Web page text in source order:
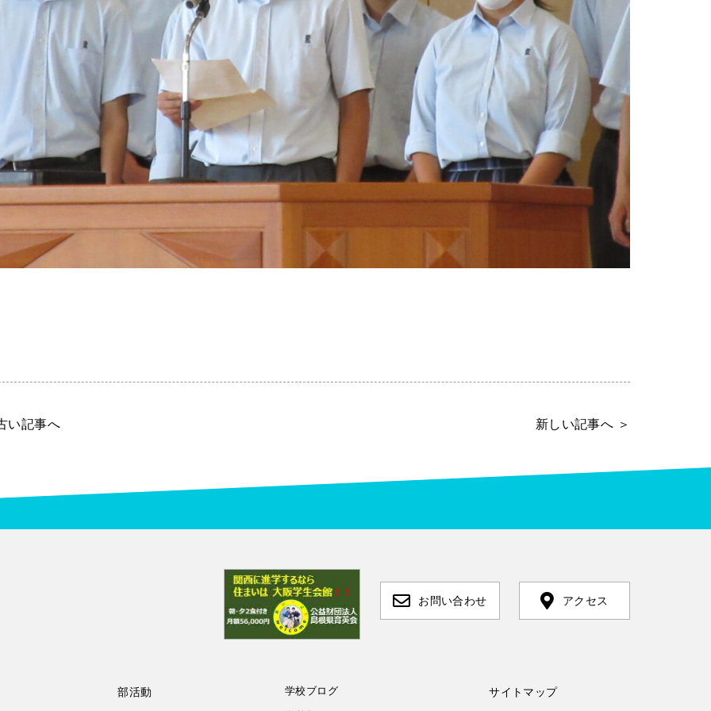
い記事へ 新しい記事へ ＞
お問い合わせ アクセス
部活動
学校ブログ
サイトマップ